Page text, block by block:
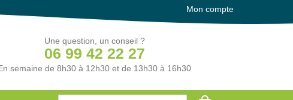
Mon compte
Une question, un conseil ?
06 99 42 22 27
semaine de 8h30 à 12h30 et de 13h30 à 16h30